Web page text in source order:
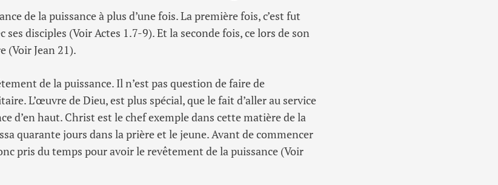
de la puissance à plus d’une fois. La première fois, c’est fut
ses disciples (Voir Actes 1.7-9). Et la seconde fois, ce lors de son
(Voir Jean 21).
de la puissance. Il n’est pas question de faire de
L’œuvre de Dieu, est plus spécial, que le fait d’aller au service
d’en haut. Christ est le chef exemple dans cette matière de la
quarante jours dans la prière et le jeune. Avant de commencer
pris du temps pour avoir le revêtement de la puissance (Voir